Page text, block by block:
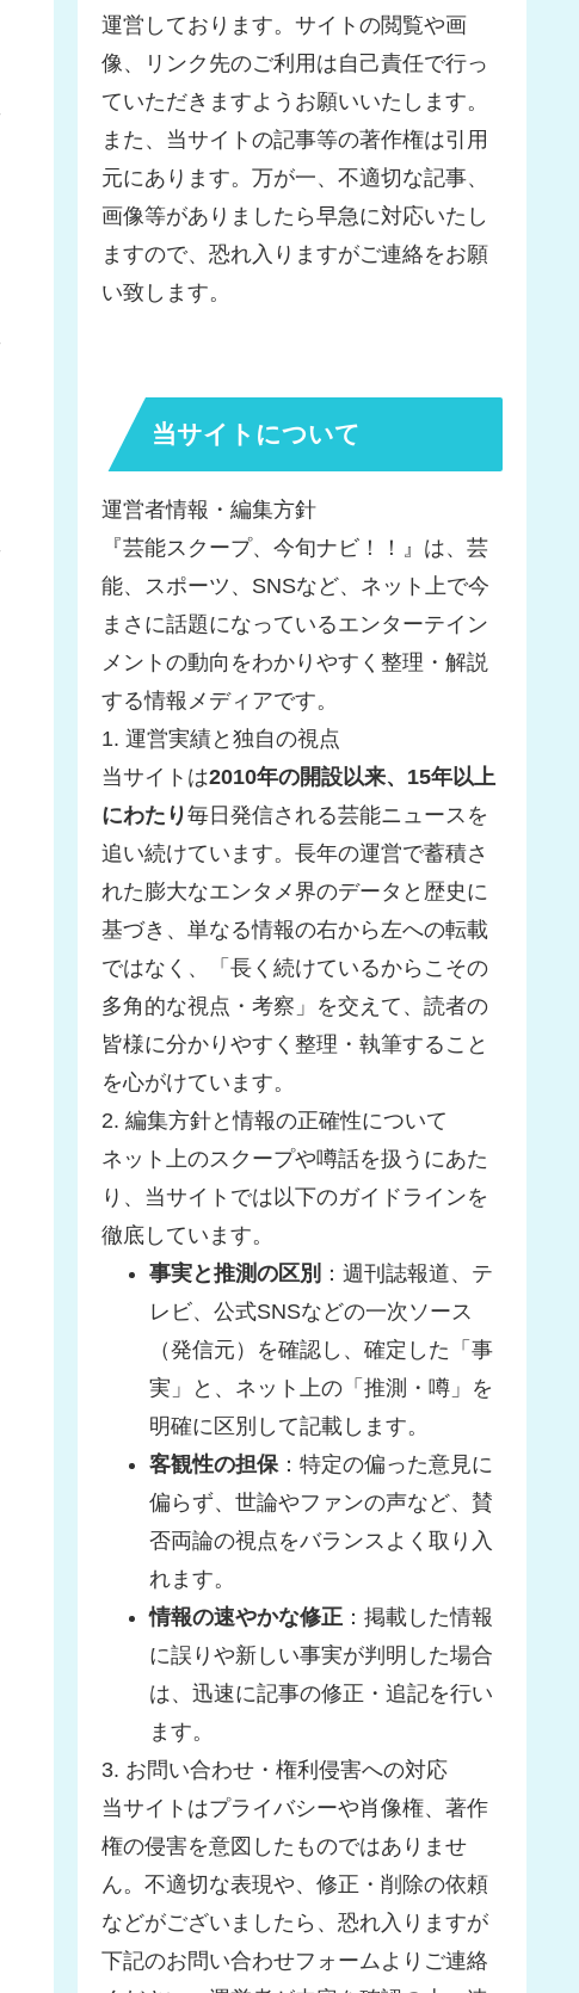
運営しております。サイトの閲覧や画
像、リンク先のご利用は自己責任で行っ
ていただきますようお願いいたします。
また、当サイトの記事等の著作権は引用
元にあります。万が一、不適切な記事、
画像等がありましたら早急に対応いたし
ますので、恐れ入りますがご連絡をお願
い致します。
当サイトについて
運営者情報・編集方針
『芸能スクープ、今旬ナビ！！』は、芸
能、スポーツ、SNSなど、ネット上で今
まさに話題になっているエンターテイン
メントの動向をわかりやすく整理・解説
する情報メディアです。
1. 運営実績と独自の視点
当サイトは2010年の開設以来、15年以上
にわたり毎日発信される芸能ニュースを
追い続けています。長年の運営で蓄積さ
れた膨大なエンタメ界のデータと歴史に
基づき、単なる情報の右から左への転載
ではなく、「長く続けているからこその
多角的な視点・考察」を交えて、読者の
皆様に分かりやすく整理・執筆すること
を心がけています。
2. 編集方針と情報の正確性について
ネット上のスクープや噂話を扱うにあた
り、当サイトでは以下のガイドラインを
徹底しています。
事実と推測の区別 ：週刊誌報道、テ
レビ、公式SNSなどの一次ソース
（発信元）を確認し、確定した「事
実」と、ネット上の「推測・噂」を
明確に区別して記載します。
客観性の担保 ：特定の偏った意見に
偏らず、世論やファンの声など、賛
否両論の視点をバランスよく取り入
れます。
情報の速やかな修正 ：掲載した情報
に誤りや新しい事実が判明した場合
は、迅速に記事の修正・追記を行い
ます。
3. お問い合わせ・権利侵害への対応
当サイトはプライバシーや肖像権、著作
権の侵害を意図したものではありませ
ん。不適切な表現や、修正・削除の依頼
などがございましたら、恐れ入りますが
下記のお問い合わせフォームよりご連絡